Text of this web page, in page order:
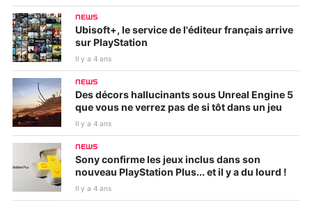
NEWS
Ubisoft+, le service de l'éditeur français arrive
sur PlayStation
Il y a 4 ans
NEWS
Des décors hallucinants sous Unreal Engine 5
que vous ne verrez pas de si tôt dans un jeu
Il y a 4 ans
NEWS
Sony confirme les jeux inclus dans son
nouveau PlayStation Plus... et il y a du lourd !
Il y a 4 ans